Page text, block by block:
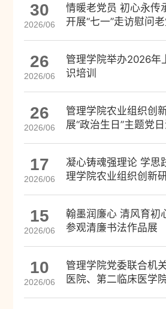
30
2026/06
情暖老党员 初心永传承 ——管理
开展“七一”走访慰问
26
2026/06
管理学院举办2026年
识培训
26
2026/06
管理学院农业组织创新
展“政治生日”主题党
17
2026/06
凝心铸魂强理论 学
理学院农业组织创新
15
2026/06
翰墨润廉心 清风育
参观清廉书法作品展
10
2026/06
管理学院党委联合机
医院、第二临床医学